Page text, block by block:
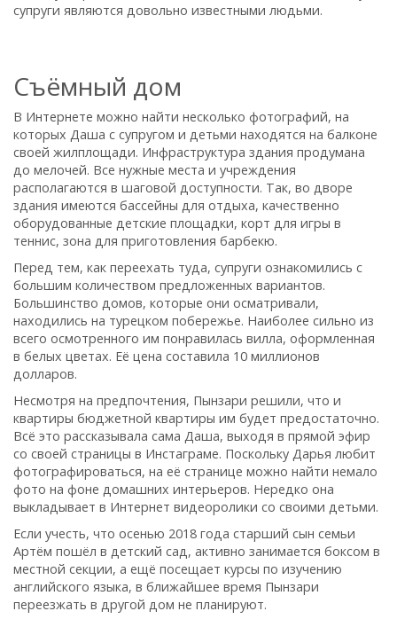
супруги являются довольно известными людьми.
Съёмный дом
В Интернете можно найти несколько фотографий, на
которых Даша с супругом и детьми находятся на балконе
своей жилплощади. Инфраструктура здания продумана
до мелочей. Все нужные места и учреждения
располагаются в шаговой доступности. Так, во дворе
здания имеются бассейны для отдыха, качественно
оборудованные детские площадки, корт для игры в
теннис, зона для приготовления барбекю.
Перед тем, как переехать туда, супруги ознакомились с
большим количеством предложенных вариантов.
Большинство домов, которые они осматривали,
находились на турецком побережье. Наиболее сильно из
всего осмотренного им понравилась вилла, оформленная
в белых цветах. Её цена составила 10 миллионов
долларов.
Несмотря на предпочтения, Пынзари решили, что и
квартиры бюджетной квартиры им будет предостаточно.
Всё это рассказывала сама Даша, выходя в прямой эфир
со своей страницы в Инстаграме. Поскольку Дарья любит
фотографироваться, на её странице можно найти немало
фото на фоне домашних интерьеров. Нередко она
выкладывает в Интернет видеоролики со своими детьми.
Если учесть, что осенью 2018 года старший сын семьи
Артём пошёл в детский сад, активно занимается боксом в
местной секции, а ещё посещает курсы по изучению
английского языка, в ближайшее время Пынзари
переезжать в другой дом не планируют.